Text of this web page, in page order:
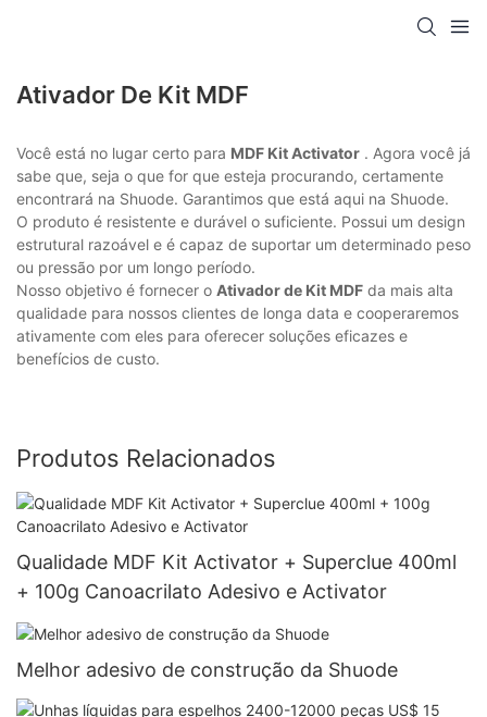
Ativador De Kit MDF
Você está no lugar certo para MDF Kit Activator . Agora você já
sabe que, seja o que for que esteja procurando, certamente
encontrará na Shuode. Garantimos que está aqui na Shuode.
O produto é resistente e durável o suficiente. Possui um design
estrutural razoável e é capaz de suportar um determinado peso
ou pressão por um longo período.
Nosso objetivo é fornecer o Ativador de Kit MDF da mais alta
qualidade para nossos clientes de longa data e cooperaremos
ativamente com eles para oferecer soluções eficazes e
benefícios de custo.
Produtos Relacionados
Qualidade MDF Kit Activator + Superclue 400ml
+ 100g Canoacrilato Adesivo e Activator
Melhor adesivo de construção da Shuode